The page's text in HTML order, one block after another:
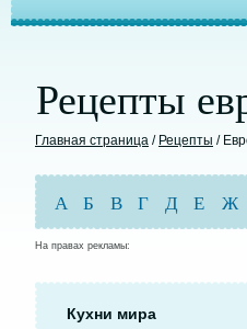
Рецепты
Главная страница / Рецепты /
А Б В Г Д Е Ж
На правах рекламы:
Кухни мира